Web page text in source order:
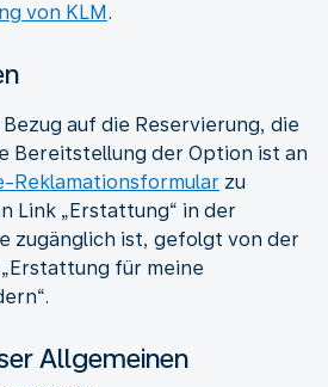
von KLM .
auf die Reservierung, die
Bereitstellung der Option ist an
Reklamationsformular zu
Link „Erstattung“ in der
zugänglich ist, gefolgt von der
für meine
Allgemeinen